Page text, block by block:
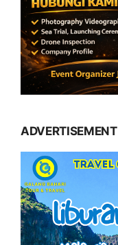
ADVERTISEMENT